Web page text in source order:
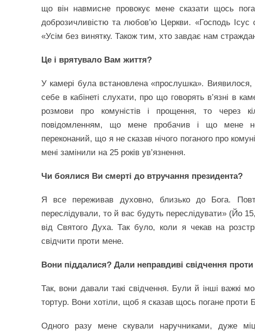
що він навмисне провокує мене сказати щось
доброзичливістю та любов’ю Церкви. «Господь Ісус
«Усім без винятку. Також тим, хто завдає нам
Це і врятувало Вам життя?
У камері була встановлена «прослушка».
себе в кабінеті слухати, про що говорять в’язні в
розмови про комуністів і прощення, то через
повідомленням, що мене пробачив і що мене
переконаний, що я не сказав нічого поганого про
мені замінили на 25 років ув’язнення.
Чи боялися Ви смерті до втручання президента?
Я все переживав духовно, близько до Бога.
переслідували, то й вас будуть переслідувати» (Йо
від Святого Духа. Так було, коли я чекав на
свідчити проти мене.
Вони піддалися? Дали неправдиві свідчення
Так, вони давали такі свідчення. Були й інші важкі
тортур. Вони хотіли, щоб я сказав щось погане
Одного разу мене скували наручниками, дуже